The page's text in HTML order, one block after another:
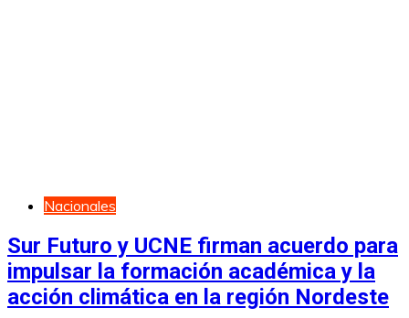
Nacionales
Sur Futuro y UCNE firman acuerdo para
impulsar la formación académica y la
acción climática en la región Nordeste